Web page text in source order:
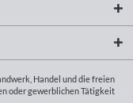
Handel und die freien
oder gewerblichen Tätigkeit